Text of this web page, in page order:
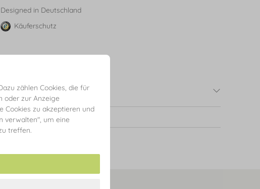
Designed in Deutschland
Käuferschutz
zählen Cookies, die für
oder zur Anzeige
Cookies zu akzeptieren und
verwalten", um eine
treffen.